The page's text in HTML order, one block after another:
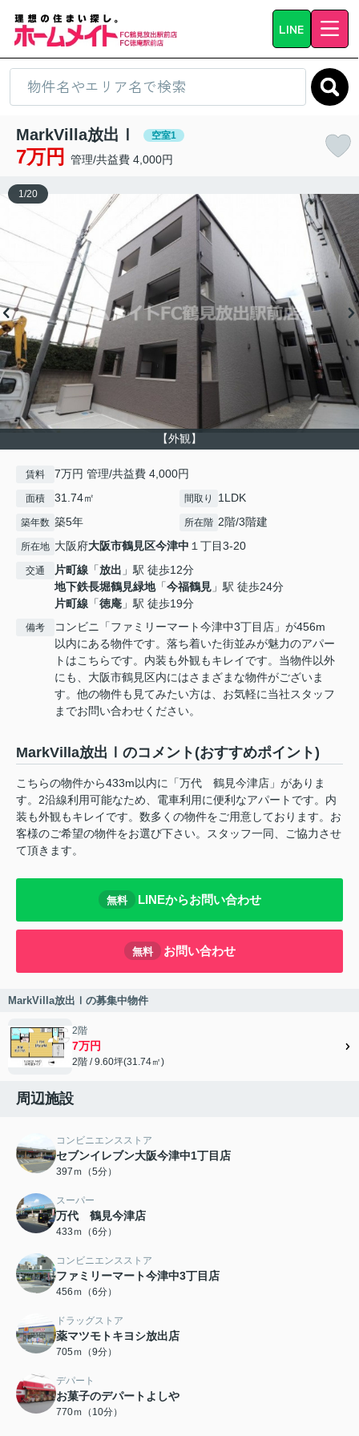
LINE
MarkVilla放出Ⅰ 空室1
7万円 管理/共益費 4,000円
【外観】
1/20
賃料 7万円 管理/共益費 4,000円
面積 31.74㎡ 間取り 1LDK
築年数 築5年 所在階 2階/3階建
所在地 大阪府大阪市鶴見区今津中 １丁目3-20
交通 片町線 「放出 」駅 徒歩12分
地下鉄長堀鶴見緑地「今福鶴見 」駅 徒歩24分
片町線 「徳庵 」駅 徒歩19分
備考
コンビニ「ファミリーマート今津中3丁目店」が456m
以内にある物件です。落ち着いた街並みが魅力のアパー
トはこちらです。内装も外観もキレイです。当物件以外
にも、大阪市鶴見区内にはさまざまな物件がございま
す。他の物件も見てみたい方は、お気軽に当社スタッフ
までお問い合わせください。
MarkVilla放出Ⅰのコメント(おすすめポイント)
こちらの物件から433m以内に「万代 鶴見今津店」がありま
す。2沿線利用可能なため、電車利用に便利なアパートです。内
装も外観もキレイです。数多くの物件をご用意しております。お
客様のご希望の物件をお選び下さい。スタッフ一同、ご協力させ
て頂きます。
無料 LINEからお問い合わせ
無料 お問い合わせ
MarkVilla放出Ⅰの募集中物件
2階
7万円
2階 / 9.60坪(31.74㎡)
周辺施設
コンビニエンスストア
セブンイレブン大阪今津中1丁目店
397ｍ（5分）
スーパー
万代 鶴見今津店
433ｍ（6分）
コンビニエンスストア
ファミリーマート今津中3丁目店
456ｍ（6分）
ドラッグストア
薬マツモトキヨシ放出店
705ｍ（9分）
デパート
お菓子のデパートよしや
770ｍ（10分）